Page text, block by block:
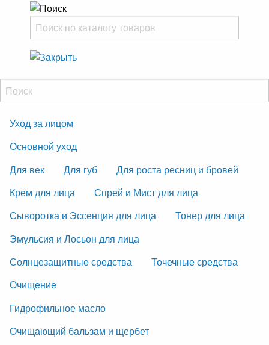
Уход за лицом
Основной уход
Для век
Для губ
Для роста ресниц и бровей
Крем для лица
Спрей и Мист для лица
Сыворотка и Эссенция для лица
Тонер для лица
Эмульсия и Лосьон для лица
Солнцезащитные средства
Точечные средства
Очищение
Гидрофильное масло
Очищающий бальзам и щербет